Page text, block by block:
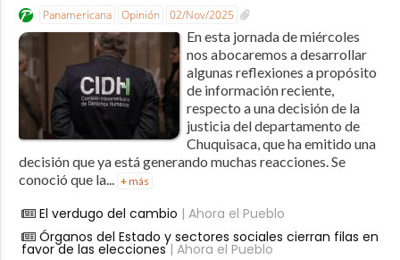
Panamericana Opinión 02/Nov/2025
En esta jornada de miércoles
nos abocaremos a desarrollar
algunas reflexiones a propósito
de información reciente,
respecto a una decisión de la
justicia del departamento de
Chuquisaca, que ha emitido una
decisión que ya está generando muchas reacciones. Se
conoció que la... + más
El verdugo del cambio | Ahora el Pueblo
Órganos del Estado y sectores sociales cierran filas en
favor de las elecciones| Ahora el Pueblo